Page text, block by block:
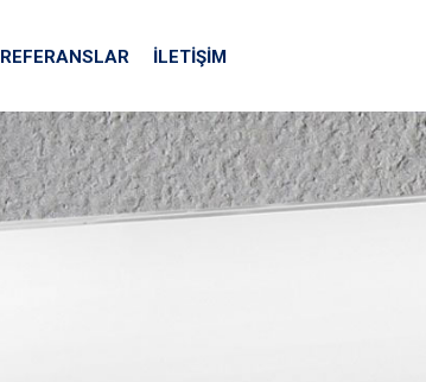
REFERANSLAR İLETİŞİM